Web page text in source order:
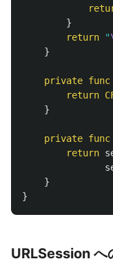
}
return
"
}
private func
return
}
private func
return
}
}
URLSession へ